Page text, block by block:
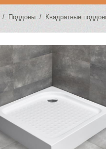
/ Поддоны / Квадратные